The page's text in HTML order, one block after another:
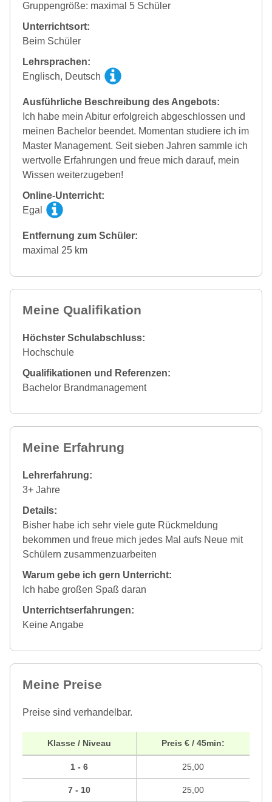
Gruppengröße: maximal 5 Schüler
Unterrichtsort:
Beim Schüler
Lehrsprachen:
Englisch, Deutsch
Ausführliche Beschreibung des Angebots:
Ich habe mein Abitur erfolgreich abgeschlossen und
meinen Bachelor beendet. Momentan studiere ich im
Master Management. Seit sieben Jahren sammle ich
wertvolle Erfahrungen und freue mich darauf, mein
Wissen weiterzugeben!
Online-Unterricht:
Egal
Entfernung zum Schüler:
maximal 25 km
Meine Qualifikation
Höchster Schulabschluss:
Hochschule
Qualifikationen und Referenzen:
Bachelor Brandmanagement
Meine Erfahrung
Lehrerfahrung:
3+ Jahre
Details:
Bisher habe ich sehr viele gute Rückmeldung
bekommen und freue mich jedes Mal aufs Neue mit
Schülern zusammenzuarbeiten
Warum gebe ich gern Unterricht:
Ich habe großen Spaß daran
Unterrichtserfahrungen:
Keine Angabe
Meine Preise
Preise sind verhandelbar.
Klasse / Niveau
1 - 6
7 - 10
Preis € / 45min:
25,00
25,00